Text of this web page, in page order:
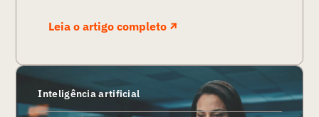
Leia o artigo completo
Inteligência artificial